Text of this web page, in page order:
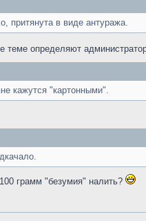
притянута в виде антуража.
теме определяют
кажутся "картонными".
грамм "безумия" налить?